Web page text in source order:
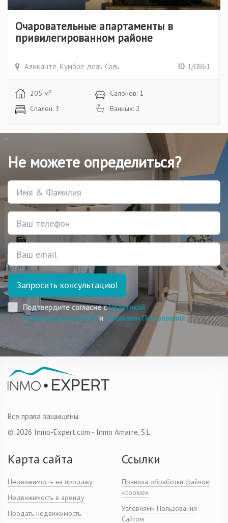
Очаровательные апартаменты в
привилегированном районе
Аликанте, Кумбре дель Соль ID 1/0861
205 м²
Салонов: 1
Спален: 3
Ванных: 2
Не можете определиться?
Имя
Телефон
Email
Запросить консультацию!
Подтвердите согласие сПолитикой
Конфиденциальности и Условиями Пользования
Все права защищены
© 2026 Inmo-Expert.com - Inmo Amarre, S.L.
Карта сайта
Недвижимость на продажу
Недвижимость в аренду
Продать недвижимость
Ссылки
Правила обработки файлов
«cookie»
Условиями Пользования
Сайтом